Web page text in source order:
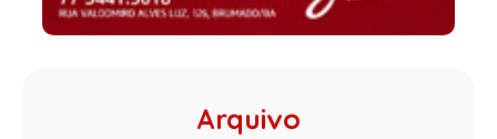
Arquivo